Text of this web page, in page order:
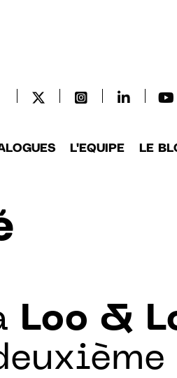
L'EQUIPE LE
Loo &